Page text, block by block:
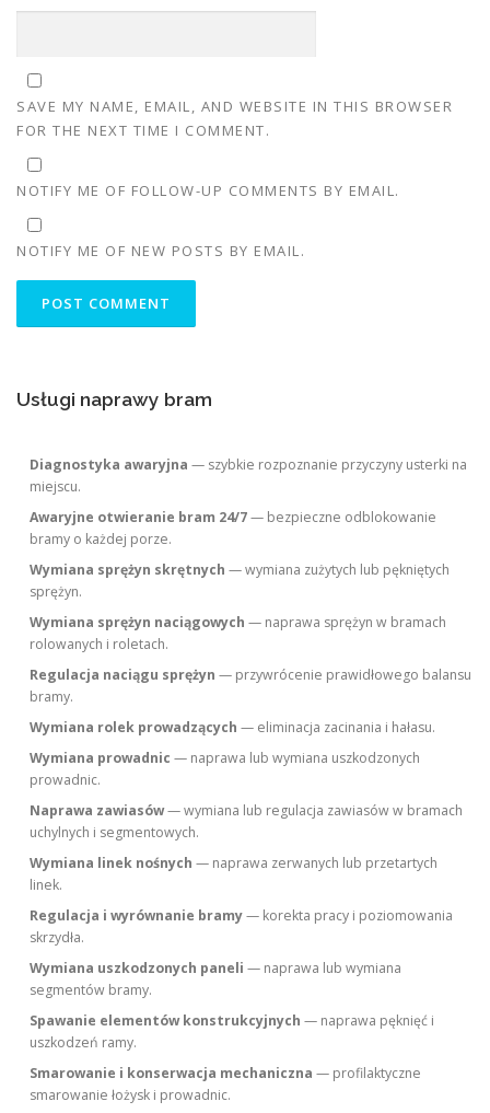
SAVE MY NAME, EMAIL, AND WEBSITE IN THIS BROWSER
FOR THE NEXT TIME I COMMENT.
NOTIFY ME OF FOLLOW-UP COMMENTS BY EMAIL.
NOTIFY ME OF NEW POSTS BY EMAIL.
Usługi naprawy bram
Diagnostyka awaryjna — szybkie rozpoznanie przyczyny usterki na
miejscu.
Awaryjne otwieranie bram 24/7— bezpieczne odblokowanie
bramy o każdej porze.
Wymiana sprężyn skrętnych — wymiana zużytych lub pękniętych
sprężyn.
Wymiana sprężyn naciągowych — naprawa sprężyn w bramach
rolowanych i roletach.
Regulacja naciągu sprężyn — przywrócenie prawidłowego balansu
bramy.
Wymiana rolek prowadzących — eliminacja zacinania i hałasu.
Wymiana prowadnic — naprawa lub wymiana uszkodzonych
prowadnic.
Naprawa zawiasów— wymiana lub regulacja zawiasów w bramach
uchylnych i segmentowych.
Wymiana linek nośnych — naprawa zerwanych lub przetartych
linek.
Regulacja i wyrównanie bramy— korekta pracy i poziomowania
skrzydła.
Wymiana uszkodzonych paneli — naprawa lub wymiana
segmentów bramy.
Spawanie elementów konstrukcyjnych — naprawa pęknięć i
uszkodzeń ramy.
Smarowanie i konserwacja mechaniczna — profilaktyczne
smarowanie łożysk i prowadnic.